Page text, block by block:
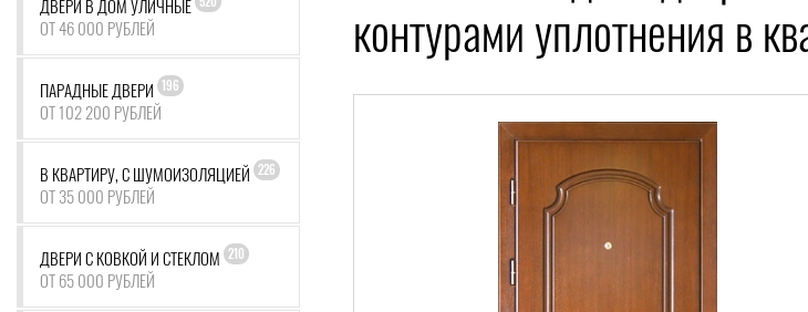
ДВЕРИ В ДОМ УЛИЧНЫЕ
ОТ 46 000 РУБЛЕЙ
ПАРАДНЫЕ ДВЕРИ 196
ОТ 102 200 РУБЛЕЙ
В КВАРТИРУ, С ШУМОИЗОЛЯЦИЕЙ 226
ОТ 35 000 РУБЛЕЙ
ДВЕРИ С КОВКОЙ И СТЕКЛОМ 210
ОТ 65 000 РУБЛЕЙ
контурами уплотнения в